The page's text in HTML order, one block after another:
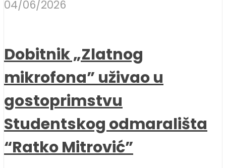
04/06/2026
Dobitnik „Zlatnog
mikrofona” uživao u
gostoprimstvu
Studentskog odmarališta
“Ratko Mitrović”